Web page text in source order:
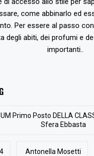
come abbinarlo ed
Per essere al passo
degli abiti, dei profumi e
importanti..
Primo Posto DELLA
Sfera Ebbasta
Antonella Mosetti